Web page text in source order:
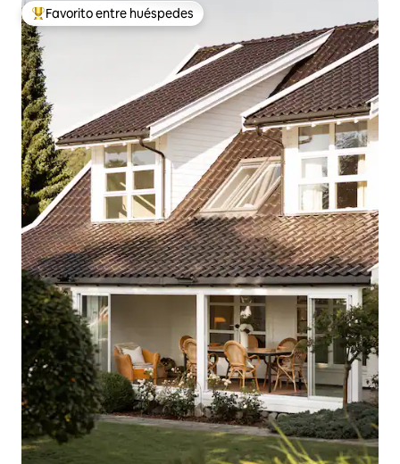
Favorito entre huéspedes preferido
Favorito entre huéspedes